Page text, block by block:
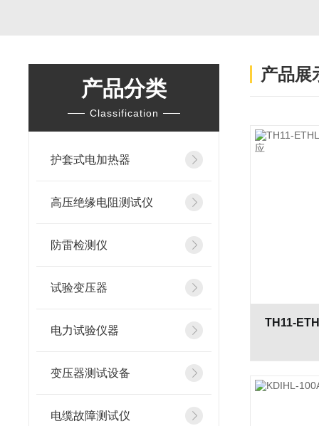
产品分类
Classification
护套式电加热器
高压绝缘电阻测试仪
防雷检测仪
试验变压器
电力试验仪器
变压器测试设备
电缆故障测试仪
产品展